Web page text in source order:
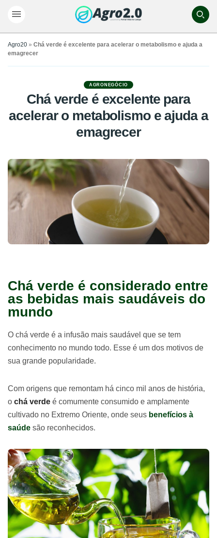
Agro20 » Chá verde é excelente para acelerar o metabolismo e ajuda a
emagrecer
AGRONEGÓCIO
Chá verde é excelente para
acelerar o metabolismo e ajuda a
emagrecer
Chá verde é considerado entre
as bebidas mais saudáveis do
mundo
O chá verde é a infusão mais saudável que se tem
conhecimento no mundo todo. Esse é um dos motivos de
sua grande popularidade.
Com origens que remontam há cinco mil anos de história,
o chá verde é comumente consumido e amplamente
cultivado no Extremo Oriente, onde seus benefícios à
saúde são reconhecidos.